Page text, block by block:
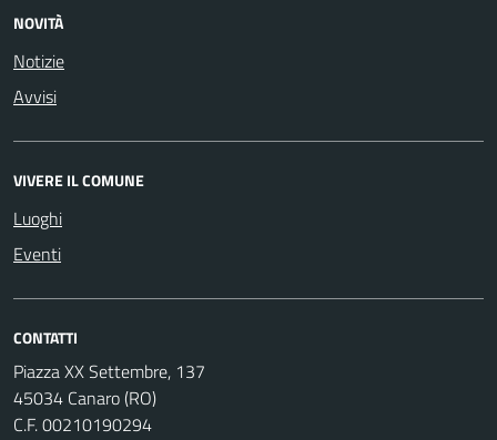
NOVITÀ
Notizie
Avvisi
VIVERE IL COMUNE
Luoghi
Eventi
CONTATTI
Piazza XX Settembre, 137
45034 Canaro (RO)
C.F. 00210190294